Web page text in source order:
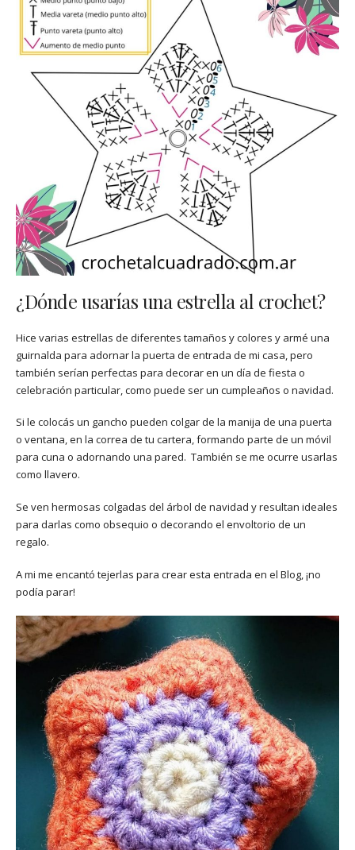
¿Dónde usarías una estrella al crochet?
Hice varias estrellas de diferentes tamaños y colores y armé una
guirnalda para adornar la puerta de entrada de mi casa, pero
también serían perfectas para decorar en un día de fiesta o
celebración particular, como puede ser un cumpleaños o navidad.
Si le colocás un gancho pueden colgar de la manija de una puerta
o ventana, en la correa de tu cartera, formando parte de un móvil
para cuna o adornando una pared. También se me ocurre usarlas
como llavero.
Se ven hermosas colgadas del árbol de navidad y resultan ideales
para darlas como obsequio o decorando el envoltorio de un
regalo.
A mi me encantó tejerlas para crear esta entrada en el Blog, ¡no
podía parar!